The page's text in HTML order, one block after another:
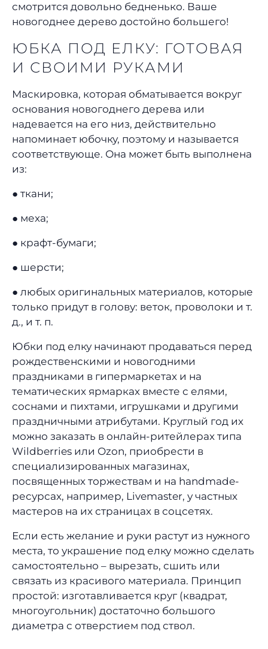
смотрится довольно бедненько. Ваше
новогоднее дерево достойно большего!
ЮБКА ПОД ЕЛКУ: ГОТОВАЯ
И СВОИМИ РУКАМИ
Маскировка, которая обматывается вокруг
основания новогоднего дерева или
надевается на его низ, действительно
напоминает юбочку, поэтому и называется
соответствующе. Она может быть выполнена
из:
● ткани;
● меха;
● крафт-бумаги;
● шерсти;
● любых оригинальных материалов, которые
только придут в голову: веток, проволоки и т.
д., и т. п.
Юбки под елку начинают продаваться перед
рождественскими и новогодними
праздниками в гипермаркетах и на
тематических ярмарках вместе с елями,
соснами и пихтами, игрушками и другими
праздничными атрибутами. Круглый год их
можно заказать в онлайн-ритейлерах типа
Wildberries или Ozon, приобрести в
специализированных магазинах,
посвященных торжествам и на handmade-
ресурсах, например, Livemaster, у частных
мастеров на их страницах в соцсетях.
Если есть желание и руки растут из нужного
места, то украшение под елку можно сделать
самостоятельно – вырезать, сшить или
связать из красивого материала. Принцип
простой: изготавливается круг (квадрат,
многоугольник) достаточно большого
диаметра с отверстием под ствол.